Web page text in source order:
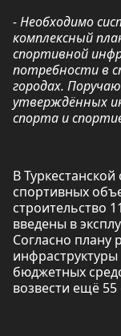
- Необходимо
комплексный
спортивной
потребности в
городах.
утверждённых
спорта и
В
спортивных
строительство
введены в
Согласно плану
инфраструктуры
бюджетных
возвести ещё 55